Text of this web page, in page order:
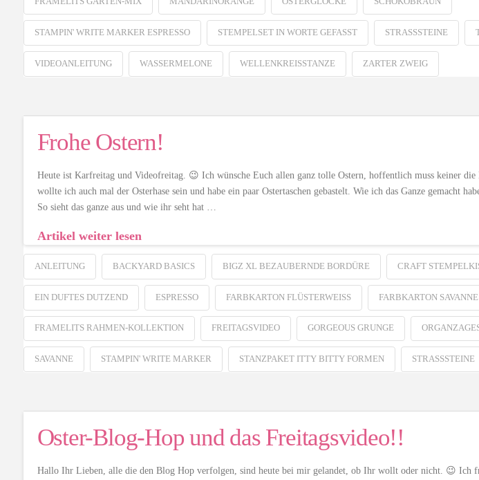
STAMPIN' WRITE MARKER ESPRESSO STEMPELSET IN WORTE GEFASST STRASSSTEINE
VIDEOANLEITUNG WASSERMELONE WELLENKREISSTANZE ZARTER ZWEIG
Frohe Ostern!
Heute ist Karfreitag und Videofreitag. 😉 Ich wünsche Euch allen ganz tolle Ostern, hoffentlich muss keiner die
wollte ich auch mal der Osterhase sein und habe ein paar Ostertaschen gebastelt. Wie ich das Ganze gemacht
So sieht das ganze aus und wie ihr seht hat …
Artikel weiter lesen
ANLEITUNG BACKYARD BASICS BIGZ XL BEZAUBERNDE BORDÜRE CRAFT
EIN DUFTES DUTZEND ESPRESSO FARBKARTON FLÜSTERWEISS FARBKARTON SAVANNE
FRAMELITS RAHMEN-KOLLEKTION FREITAGSVIDEO GORGEOUS GRUNGE
SAVANNE STAMPIN' WRITE MARKER STANZPAKET ITTY BITTY FORMEN STRASSSTEINE
Oster-Blog-Hop und das Freitagsvideo!!
Hallo Ihr Lieben, alle die den Blog Hop verfolgen, sind heute bei mir gelandet, ob Ihr wollt oder nicht. 😉 Ich